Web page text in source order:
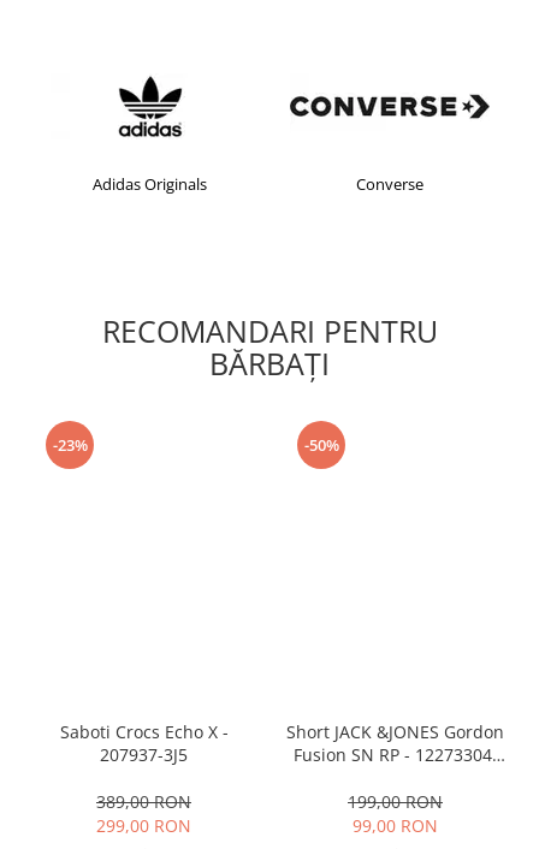
Adidas Originals Converse
RECOMANDARI PENTRU
BĂRBAŢI
-23%
Saboti Crocs Echo X -
207937-3J5
389,00 RON
299,00 RON
-50%
Short JACK &JONES Gordon
Fusion SN RP - 12273304-
199,00 RON
99,00 RON